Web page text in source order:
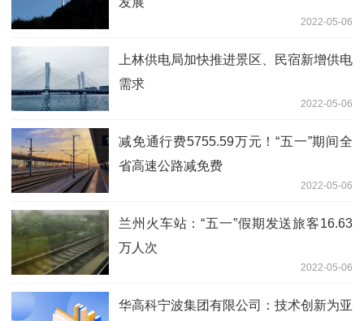
2022-05-06
上林供电局加快推进景区、民宿新增供电
需求
2022-05-06
减免通行费5755.59万元！“五一”期间全
省高速公路减免费
2022-05-06
兰州火车站：“五一”假期发送旅客16.63
万人次
2022-05-06
华高科宁波集团有限公司：技术创新为亚